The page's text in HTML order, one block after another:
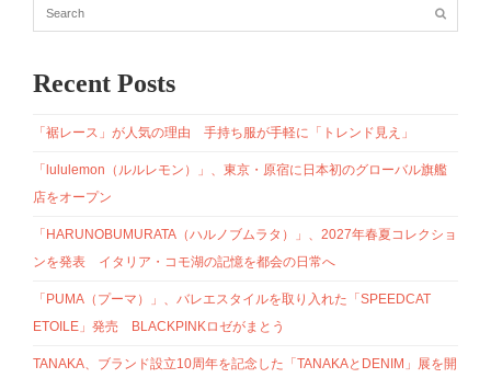
Recent Posts
「裾レース」が人気の理由 手持ち服が手軽に「トレンド見え」
「lululemon（ルルレモン）」、東京・原宿に日本初のグローバル旗艦
店をオープン
「HARUNOBUMURATA（ハルノブムラタ）」、2027年春夏コレクショ
ンを発表 イタリア・コモ湖の記憶を都会の日常へ
「PUMA（プーマ）」、バレエスタイルを取り入れた「SPEEDCAT
ETOILE」発売 BLACKPINKロゼがまとう
TANAKA、ブランド設立10周年を記念した「TANAKAとDENIM」展を開